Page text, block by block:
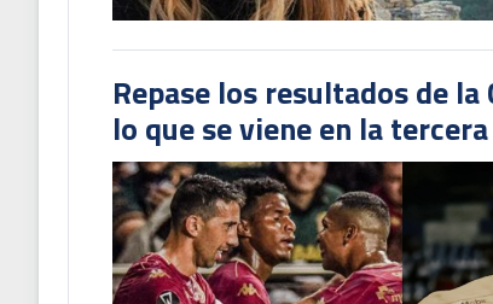
Repase los resultados de
lo que se viene en la